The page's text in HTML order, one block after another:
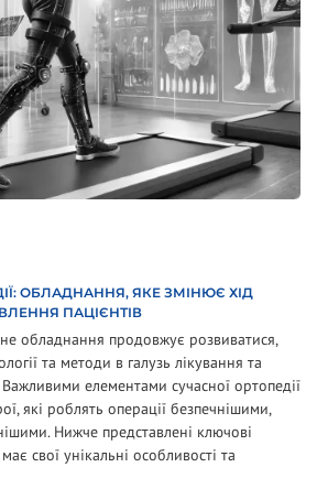
ОБЛАДНАННЯ, ЯКЕ ЗМІНЮЄ ХІД
ПАЦІЄНТІВ
обладнання продовжує розвиватися,
та методи в галузь лікування та
Важливими елементами сучасної ортопедії
які роблять операції безпечнішими,
Нижче представлені ключові
свої унікальні особливості та